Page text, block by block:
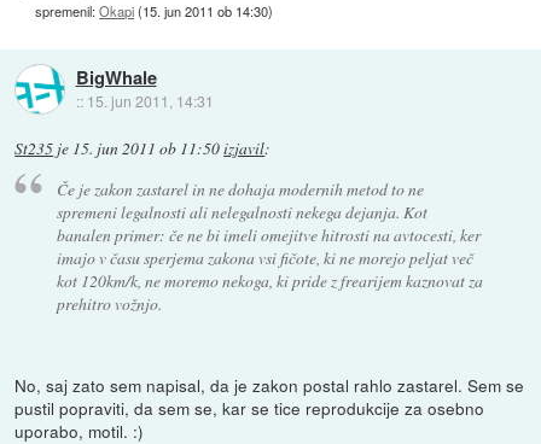
spremenil:Okapi(15. jun 2011 ob 14:30)
BigWhale
:: 15. jun 2011, 14:31
St235 je 15. jun 2011 ob 11:50izjavil:
Če je zakon zastarel in ne dohaja modernih metod to ne
spremeni legalnosti ali nelegalnosti nekega dejanja. Kot
banalen primer: če ne bi imeli omejitve hitrosti na avtocesti, ker
imajo v času sperjema zakona vsi fičote, ki ne morejo peljat več
kot 120km/k, ne moremo nekoga, ki pride z frearijem kaznovat za
prehitro vožnjo.
No, saj zato sem napisal, da je zakon postal rahlo zastarel. Sem se
pustil popraviti, da sem se, kar se tice reprodukcije za osebno
uporabo, motil. :)